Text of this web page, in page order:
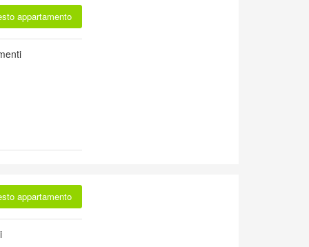
appartamento
appartamento